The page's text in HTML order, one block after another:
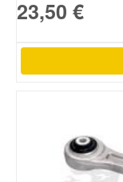
23,50 €